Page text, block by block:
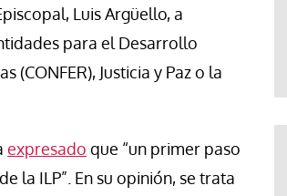
Luis Argüello, a
para el Desarrollo
Justicia y Paz o la
expresado que “un primer paso
la ILP”. En su opinión, se trata